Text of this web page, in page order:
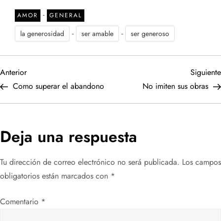
AMOR - GENERAL
la generosidad - ser amable - ser generoso
N
a
e
g
a
Entrada
anterior
Anterior
Como superar el abandono
Siguiente
No imiten sus obras
Deja una respuesta
Tu dirección de correo electrónico no será publicada. Los campos
obligatorios están marcados con *
Comentario *